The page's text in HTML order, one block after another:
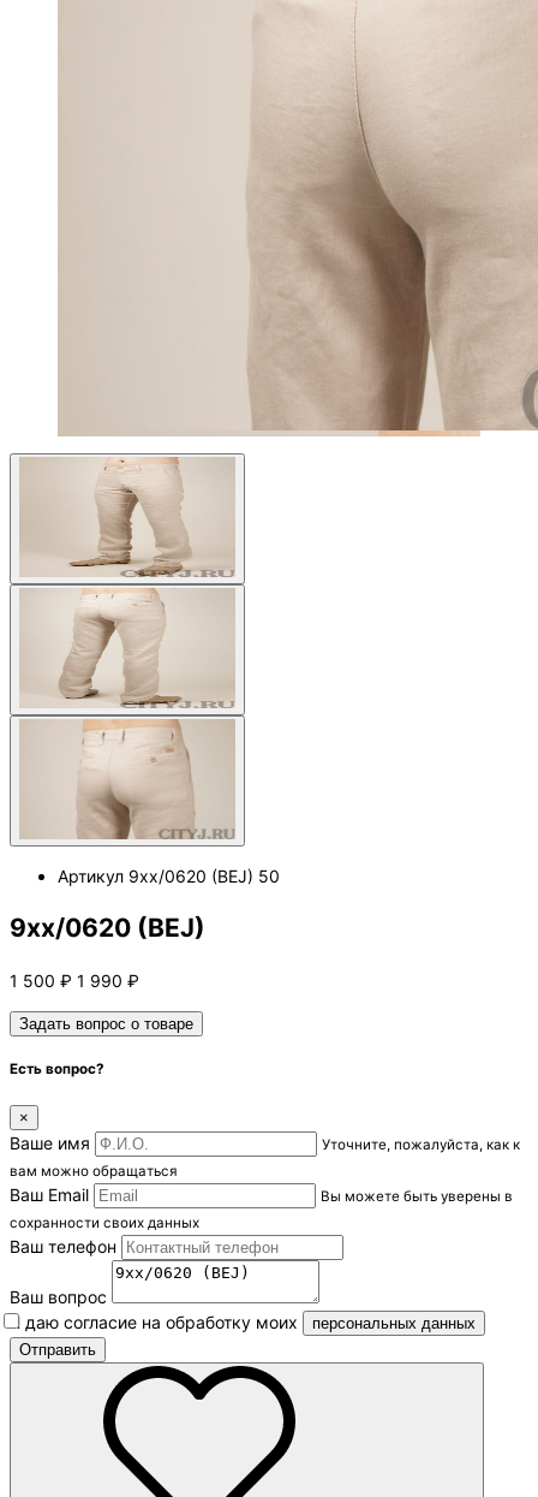
Артикул 9xx/0620 (BEJ) 50
9xx/0620 (BEJ)
1 500 ₽ 1 990 ₽
Задать вопрос о товаре
Есть вопрос?
×
Ваше имя
Уточните, пожалуйста, как к
вам можно обращаться
Ваш Email
Вы можете быть уверены в
сохранности своих данных
Ваш телефон
Ваш вопрос
Я даю согласие на обработку моих
персональных данных